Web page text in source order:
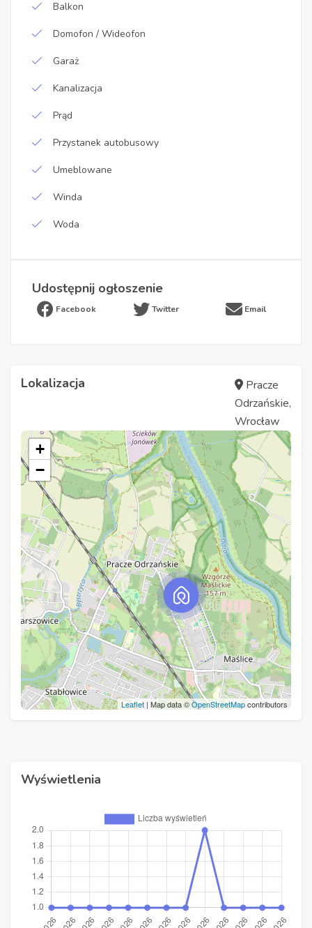
Balkon
Domofon / Wideofon
Garaż
Kanalizacja
Prąd
Przystanek autobusowy
Umeblowane
Winda
Woda
Udostępnij ogłoszenie
Facebook Twitter Email
Lokalizacja
Pracze
Odrzańskie,
Wrocław
+
−
Leaflet | Map data ©OpenStreetMapcontributors
Wyświetlenia